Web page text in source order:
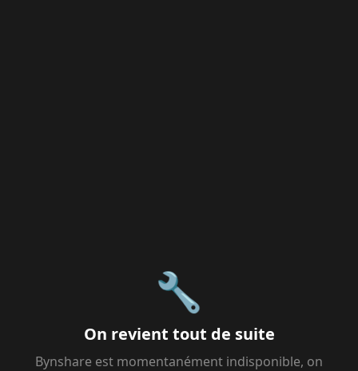
🔧
On revient tout de suite
Bynshare est momentanément indisponible, on